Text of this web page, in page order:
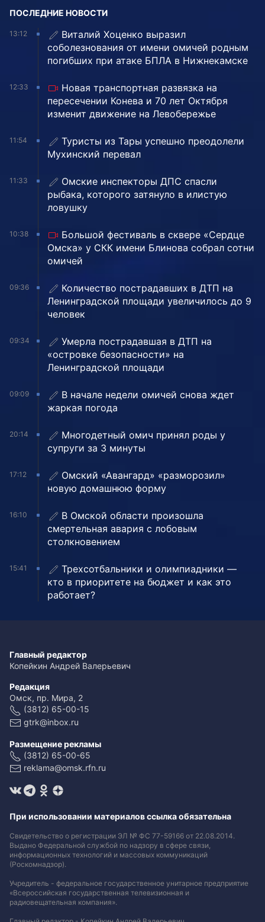
ПОСЛЕДНИЕ НОВОСТИ
13:12
Виталий Хоценко выразил
соболезнования от имени омичей родным
погибших при атаке БПЛА в Нижнекамске
12:33
Новая транспортная развязка на
пересечении Конева и 70 лет Октября
изменит движение на Левобережье
11:54
Туристы из Тары успешно преодолели
Мухинский перевал
11:33
Омские инспекторы ДПС спасли
рыбака, которого затянуло в илистую
ловушку
10:38
Большой фестиваль в сквере «Сердце
Омска» у СКК имени Блинова собрал сотни
омичей
09:36
Количество пострадавших в ДТП на
Ленинградской площади увеличилось до 9
человек
09:34
Умерла пострадавшая в ДТП на
«островке безопасности» на
Ленинградской площади
09:09
В начале недели омичей снова ждет
жаркая погода
20:14
Многодетный омич принял роды у
супруги за 3 минуты
17:12
Омский «Авангард» «разморозил»
новую домашнюю форму
16:10
В Омской области произошла
смертельная авария с лобовым
столкновением
15:41
Трехсотбальники и олимпиадники —
кто в приоритете на бюджет и как это
работает?
Главный редактор
Копейкин Андрей Валерьевич
Редакция
Омск, пр. Мира, 2
(3812) 65-00-15
gtrk@inbox.ru
Размещение рекламы
(3812) 65-00-65
reklama@omsk.rfn.ru
При использовании материалов ссылка обязательна
Свидетельство о регистрации ЭЛ № ФС 77-59166 от 22.08.2014.
Выдано Федеральной службой по надзору в сфере связи,
информационных технологий и массовых коммуникаций
(Роскомнадзор).
Учредитель - федеральное государственное унитарное предприятие
«Всероссийская государственная телевизионная и
радиовещательная компания».